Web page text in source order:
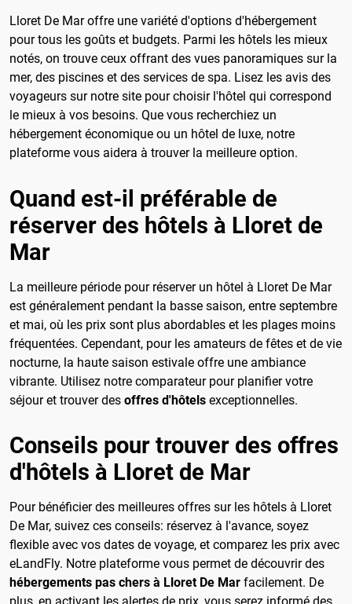
Lloret De Mar offre une variété d'options d'hébergement
pour tous les goûts et budgets. Parmi les hôtels les mieux
notés, on trouve ceux offrant des vues panoramiques sur la
mer, des piscines et des services de spa. Lisez les avis des
voyageurs sur notre site pour choisir l'hôtel qui correspond
le mieux à vos besoins. Que vous recherchiez un
hébergement économique ou un hôtel de luxe, notre
plateforme vous aidera à trouver la meilleure option.
Quand est-il préférable de
réserver des hôtels à Lloret de
Mar
La meilleure période pour réserver un hôtel à Lloret De Mar
est généralement pendant la basse saison, entre septembre
et mai, où les prix sont plus abordables et les plages moins
fréquentées. Cependant, pour les amateurs de fêtes et de vie
nocturne, la haute saison estivale offre une ambiance
vibrante. Utilisez notre comparateur pour planifier votre
séjour et trouver des offres d'hôtels exceptionnelles.
Conseils pour trouver des offres
d'hôtels à Lloret de Mar
Pour bénéficier des meilleures offres sur les hôtels à Lloret
De Mar, suivez ces conseils: réservez à l'avance, soyez
flexible avec vos dates de voyage, et comparez les prix avec
eLandFly. Notre plateforme vous permet de découvrir des
hébergements pas chers à Lloret De Mar facilement. De